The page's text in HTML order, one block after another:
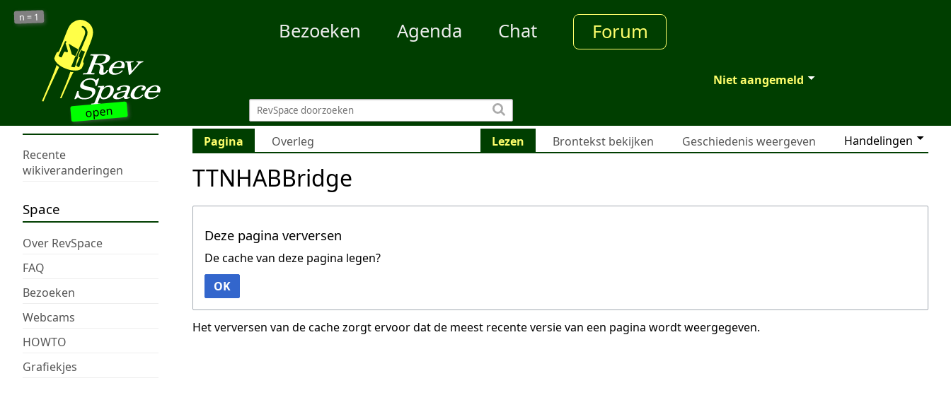
open
n = 1
Bezoeken Agenda Chat Forum
Niet aangemeld
Recente
wikiveranderingen
Space
Over RevSpace
FAQ
Bezoeken
Webcams
HOWTO
Grafiekjes
Pagina Overleg Handelingen
Lezen Brontekst bekijken Geschiedenis weergeven
TTNHABBridge
Deze pagina verversen
De cache van deze pagina legen?
OK
Het verversen van de cache zorgt ervoor dat de meest recente versie van een pagina wordt weergegeven.